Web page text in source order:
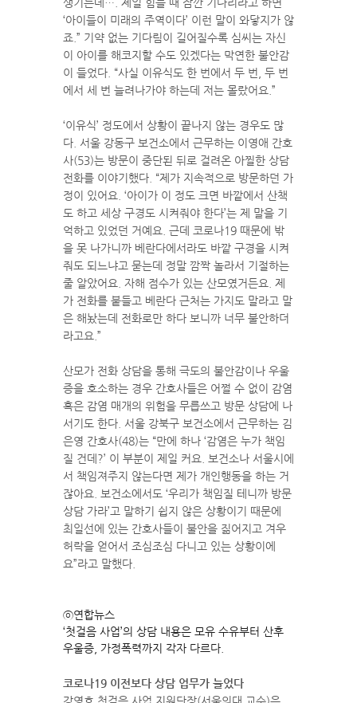
‘아이들이 미래의 주역이다’ 이런 말이 와닿지가 않
죠.” 기약 없는 기다림이 길어질수록 심씨는 자신
이 아이를 해코지할 수도 있겠다는 막연한 불안감
이 들었다. “사실 이유식도 한 번에서 두 번, 두 번
에서 세 번 늘려나가야 하는데 저는 몰랐어요.”
‘이유식’ 정도에서 상황이 끝나지 않는 경우도 많
다. 서울 강동구 보건소에서 근무하는 이영애 간호
사(53)는 방문이 중단된 뒤로 걸려온 아찔한 상담
전화를 이야기했다. “제가 지속적으로 방문하던 가
정이 있어요. ‘아이가 이 정도 크면 바깥에서 산책
도 하고 세상 구경도 시켜줘야 한다’는 제 말을 기
억하고 있었던 거예요. 근데 코로나19 때문에 밖
을 못 나가니까 베란다에서라도 바깥 구경을 시켜
줘도 되느냐고 묻는데 정말 깜짝 놀라서 기절하는
줄 알았어요. 자해 점수가 있는 산모였거든요. 제
가 전화를 붙들고 베란다 근처는 가지도 말라고 말
은 해놨는데 전화로만 하다 보니까 너무 불안하더
라고요.”
산모가 전화 상담을 통해 극도의 불안감이나 우울
증을 호소하는 경우 간호사들은 어쩔 수 없이 감염
혹은 감염 매개의 위험을 무릅쓰고 방문 상담에 나
서기도 한다. 서울 강북구 보건소에서 근무하는 김
은영 간호사(48)는 “만에 하나 ‘감염은 누가 책임
질 건데?’ 이 부분이 제일 커요. 보건소나 서울시에
서 책임져주지 않는다면 제가 개인행동을 하는 거
잖아요. 보건소에서도 ‘우리가 책임질 테니까 방문
상담 가라’고 말하기 쉽지 않은 상황이기 때문에
최일선에 있는 간호사들이 불안을 짊어지고 겨우
허락을 얻어서 조심조심 다니고 있는 상황이에
요”라고 말했다.
ⓒ연합뉴스
‘첫걸음 사업’의 상담 내용은 모유 수유부터 산후
우울증, 가정폭력까지 각자 다르다.
코로나19 이전보다 상담 업무가 늘었다